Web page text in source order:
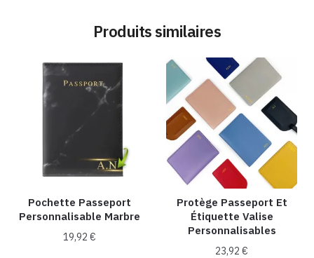
Produits similaires
Pochette Passeport
Personnalisable Marbre
19,92€
Protège Passeport Et
Étiquette Valise
Personnalisables
23,92€